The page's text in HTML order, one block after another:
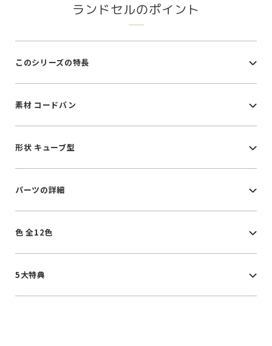
ランドセルのポイント
このシリーズの特長
素材 コードバン
形状 キューブ型
パーツの詳細
色 全12色
5大特典